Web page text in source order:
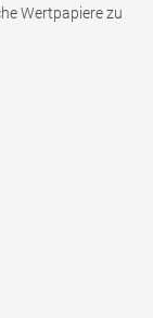
Wertpapiere zu